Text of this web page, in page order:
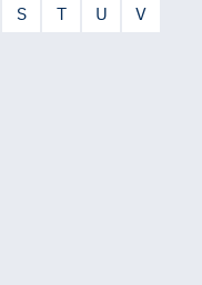
S T U
V